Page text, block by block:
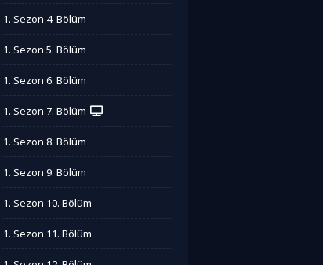
1. Sezon 4. Bölüm
1. Sezon 5. Bölüm
1. Sezon 6. Bölüm
1. Sezon 7. Bölüm
1. Sezon 8. Bölüm
1. Sezon 9. Bölüm
1. Sezon 10. Bölüm
1. Sezon 11. Bölüm